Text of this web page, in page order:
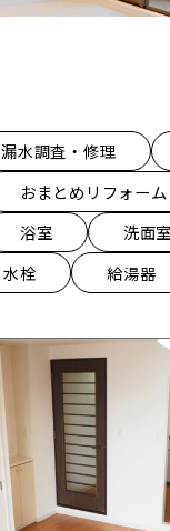
漏水調査・修理
おまとめリフォーム
浴室
洗面室
水栓 給湯器